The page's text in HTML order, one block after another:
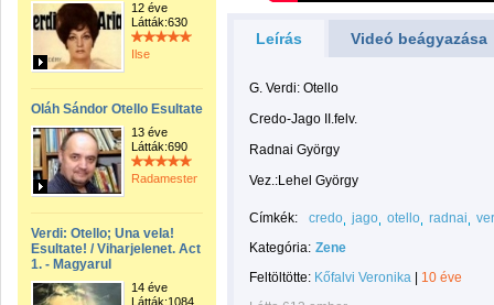
12 éve
Látták:630
Ilse
Oláh Sándor Otello Esultate
13 éve
Látták:690
Radamestenor
Verdi: Otello; Una vela!
Esultate! / Viharjelenet. Act
1. - Magyarul
14 éve
Látták:1084
Leírás Videó beágyazása
G. Verdi: Otello
Credo-Jago II.felv.
Radnai György
Vez.:Lehel György
Címkék: credo jago otello radnai
Kategória: Zene
Feltöltötte: Kőfalvi Veronika
10 éve